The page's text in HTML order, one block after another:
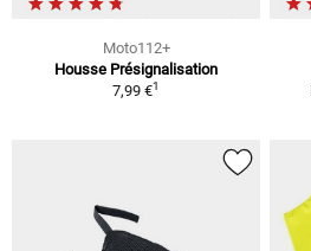
Moto112+
Housse Présignalisation
7,99 €1